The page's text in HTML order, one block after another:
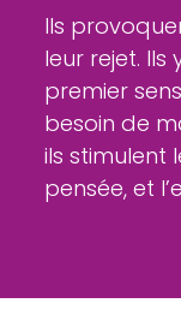
Ils
leur rejet.
premier
besoin de
ils stimulent
pensée, et